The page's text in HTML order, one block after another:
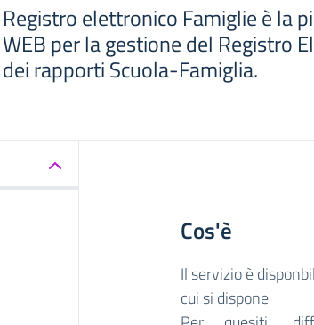
Registro elettronico Famiglie è la
WEB per la gestione del Registro
dei rapporti Scuola-Famiglia.
Cos'è
Il servizio è
cui si dispone